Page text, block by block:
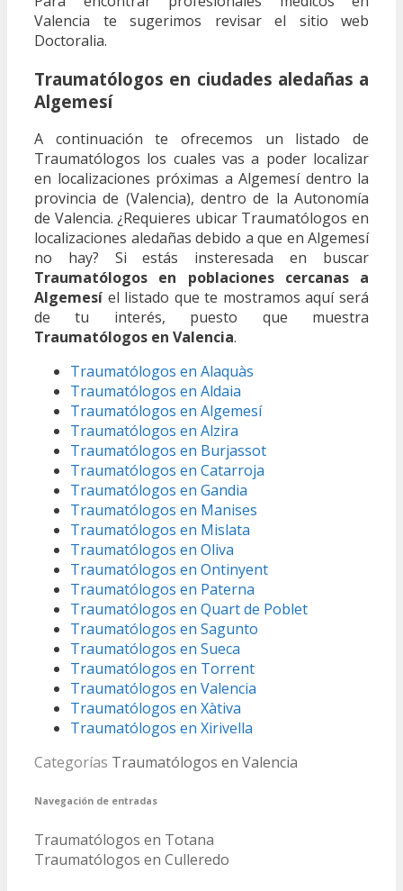
Valencia te sugerimos revisar el sitio web
Doctoralia.
Traumatólogos en ciudades aledañas a
Algemesí
A continuación te ofrecemos un listado de
Traumatólogos los cuales vas a poder localizar
en localizaciones próximas a Algemesí dentro la
provincia de (Valencia), dentro de la Autonomía
de Valencia. ¿Requieres ubicar Traumatólogos en
localizaciones aledañas debido a que en Algemesí
no hay? Si estás insteresada en buscar
Traumatólogos en poblaciones cercanas a
Algemesí el listado que te mostramos aquí será
de tu interés, puesto que muestra
Traumatólogos en Valencia.
Traumatólogos en Alaquàs
Traumatólogos en Aldaia
Traumatólogos en Algemesí
Traumatólogos en Alzira
Traumatólogos en Burjassot
Traumatólogos en Catarroja
Traumatólogos en Gandia
Traumatólogos en Manises
Traumatólogos en Mislata
Traumatólogos en Oliva
Traumatólogos en Ontinyent
Traumatólogos en Paterna
Traumatólogos en Quart de Poblet
Traumatólogos en Sagunto
Traumatólogos en Sueca
Traumatólogos en Torrent
Traumatólogos en Valencia
Traumatólogos en Xàtiva
Traumatólogos en Xirivella
Categorías Traumatólogos en Valencia
Navegación de entradas
Traumatólogos en Totana
Traumatólogos en Culleredo